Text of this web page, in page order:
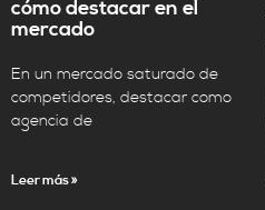
cómo destacar en el
mercado
En un mercado saturado de
competidores, destacar como
agencia de
Leer más »